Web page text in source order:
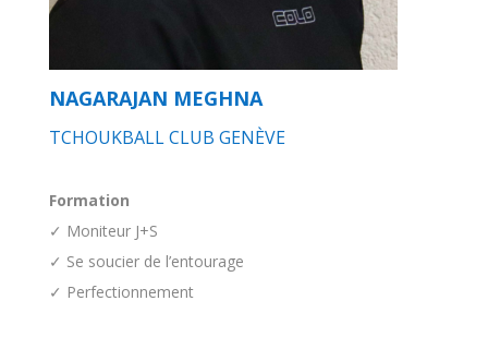
NAGARAJAN MEGHNA
TCHOUKBALL CLUB GENÈVE
Formation
✓ Moniteur J+S
✓ Se soucier de l’entourage
✓ Perfectionnement